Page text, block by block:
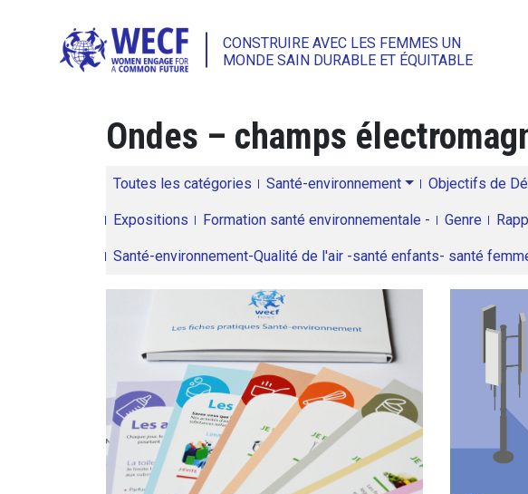
CONSTRUIRE AVEC LES FEMMES UN
MONDE SAIN DURABLE ET ÉQUITABLE
Ondes – champs
Toutes les catégories Santé-environnement Objectifs de
Expositions Formation santé environnementale - Genre
Santé-environnement-Qualité de l'air -santé enfants- santé